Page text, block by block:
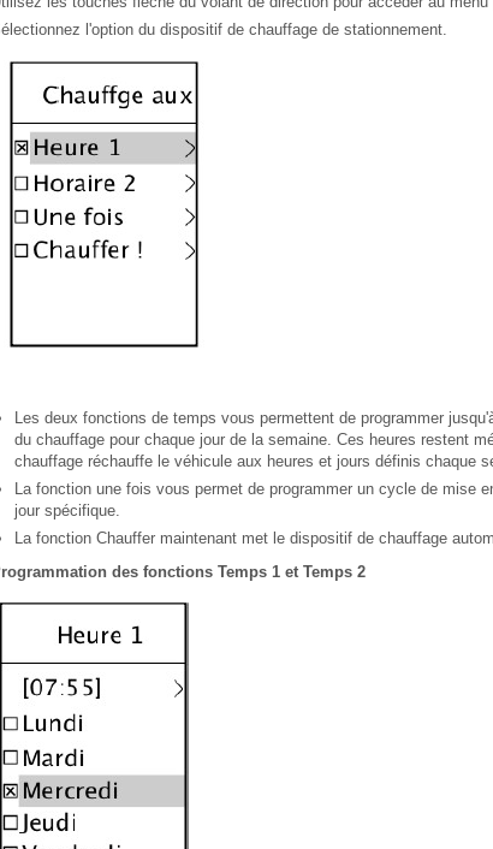
l'option du dispositif de chauffage de stationnement.
Les deux fonctions de temps vous permettent de programmer
du chauffage pour chaque jour de la semaine. Ces heures restent
chauffage réchauffe le véhicule aux heures et jours définis chaque
La fonction une fois vous permet de programmer un cycle de mise
jour spécifique.
La fonction Chauffer maintenant met le dispositif de chauffage
des fonctions Temps 1 et Temps 2